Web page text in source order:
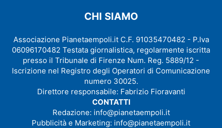
CHI SIAMO
Associazione Pianetaempoli.it C.F. 91035470482 - P.Iva
06096170482 Testata giornalistica, regolarmente iscritta
presso il Tribunale di Firenze Num. Reg. 5889/12 -
Iscrizione nel Registro degli Operatori di Comunicazione
numero 30025.
Direttore responsabile: Fabrizio Fioravanti
CONTATTI
Redazione: info@pianetaempoli.it
Pubblicità e Marketing: info@pianetaempoli.it